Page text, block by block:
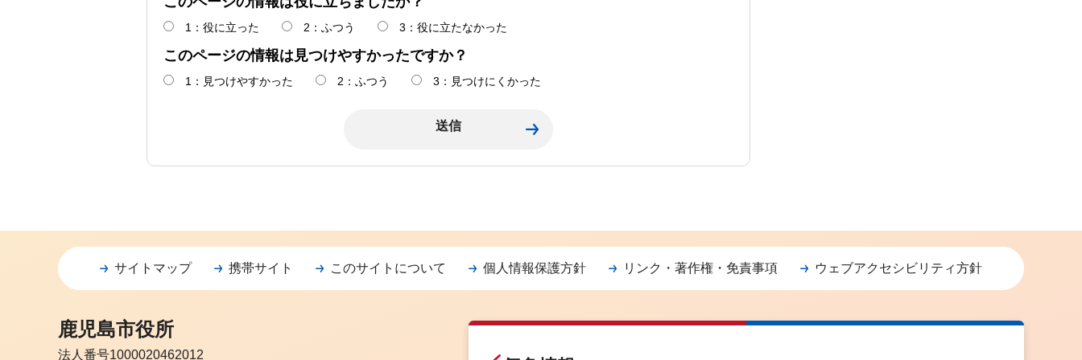
1：役に立った 2：ふつう 3：役に立たなかった
このページの情報は見つけやすかったですか？
1：見つけやすかった 2：ふつう 3：見つけにくかった
サイトマップ 携帯サイト このサイトについて 個人情報保護方針 リンク・著作権・免責事項 ウェブアクセシビリティ方針
鹿児島市役所
法人番号1000020462012